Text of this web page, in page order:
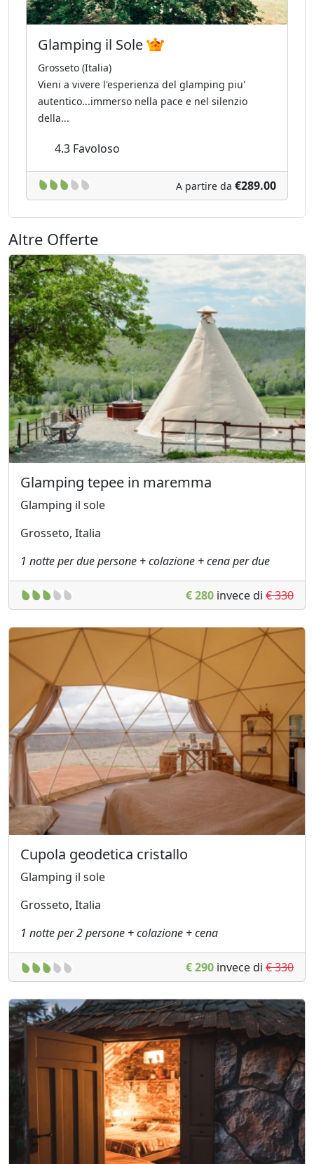
Glamping il Sole
Grosseto (Italia)
Vieni a vivere l'esperienza del glamping piu'
autentico...immerso nella pace e nel silenzio
della...
4.3 Favoloso
A partire da €289.00
Altre Offerte
Glamping tepee in maremma
Glamping il sole
Grosseto, Italia
1 notte per due persone + colazione + cena per due
€ 280 invece di € 330
Cupola geodetica cristallo
Glamping il sole
Grosseto, Italia
1 notte per 2 persone + colazione + cena
€ 290 invece di € 330